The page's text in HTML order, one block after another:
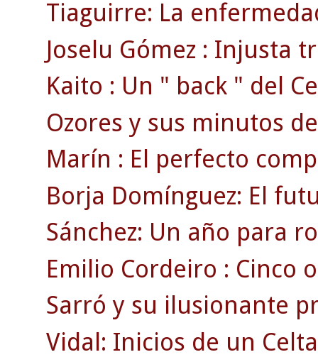
Tiaguirre: La
Joselu Gómez : Injusta
Kaito : Un " back " del
Ozores y sus minutos
Marín : El perfecto
Borja Domínguez: El
Sánchez: Un año para
Emilio Cordeiro : Cinco
Sarró y su ilusionante
Vidal: Inicios de un